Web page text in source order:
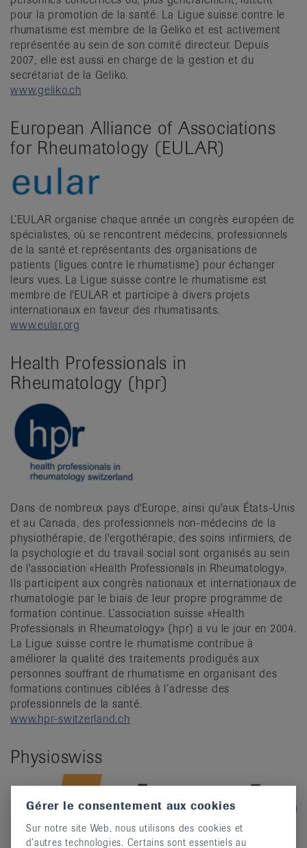
pour la promotion de la santé. La Ligue suisse contre le
rhumatisme est membre de la Geliko et est activement
représentée au sein de son comité directeur. Depuis
2007, elle est aussi en charge de la gestion et du
secrétariat de la Geliko.
www.geliko.ch
European Alliance of Associations
for Rheumatology (EULAR)
L’EULAR organise chaque année un congrès européen de
spécialistes, où se rencontrent médecins, professionnels
de la santé et représentants des organisations de
patients (ligues contre le rhumatisme) pour échanger
leurs vues. La Ligue suisse contre le rhumatisme est
membre de l'EULAR et participe à divers projets
internationaux en faveur des rhumatisants.
www.eular.org
Health Professionals in
Rheumatology (hpr)
Dans de nombreux pays d'Europe, ainsi qu'aux États-Unis
et au Canada, des professionnels non-médecins de la
physiothérapie, de l'ergothérapie, des soins infirmiers, de
la psychologie et du travail social sont organisés au sein
de l'association «Health Professionals in Rheumatology».
Ils participent aux congrès nationaux et internationaux de
rhumatologie par le biais de leur propre programme de
formation continue. L’association suisse «Health
Professionals in Rheumatology» (hpr) a vu le jour en 2004.
La Ligue suisse contre le rhumatisme contribue à
améliorer la qualité des traitements prodigués aux
personnes souffrant de rhumatisme en organisant des
formations continues ciblées à l’adresse des
professionnels de la santé.
www.hpr-switzerland.ch
Physioswiss
Gérer le consentement aux cookies
Sur notre site Web, nous utilisons des cookies et
d’autres technologies. Certains sont essentiels au